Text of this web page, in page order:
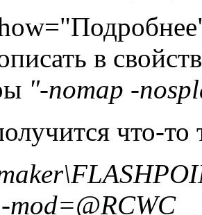
в
"-nomap -
что-то
mod=@RCWC